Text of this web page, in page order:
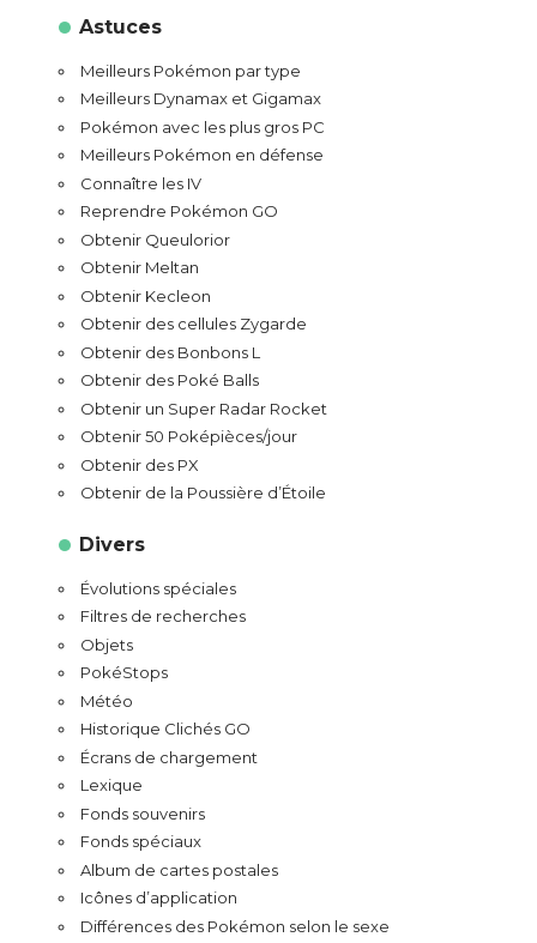
Astuces
Meilleurs Pokémon par type
Meilleurs Dynamax et Gigamax
Pokémon avec les plus gros PC
Meilleurs Pokémon en défense
Connaître les IV
Reprendre Pokémon GO
Obtenir Queulorior
Obtenir Meltan
Obtenir Kecleon
Obtenir des cellules Zygarde
Obtenir des Bonbons L
Obtenir des Poké Balls
Obtenir un Super Radar Rocket
Obtenir 50 Poképièces/jour
Obtenir des PX
Obtenir de la Poussière d’Étoile
Divers
Évolutions spéciales
Filtres de recherches
Objets
PokéStops
Météo
Historique Clichés GO
Écrans de chargement
Lexique
Fonds souvenirs
Fonds spéciaux
Album de cartes postales
Icônes d’application
Différences des Pokémon selon le sexe